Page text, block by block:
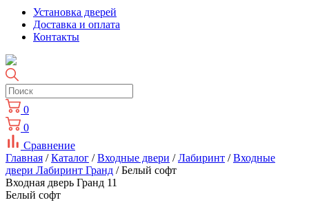
Установка дверей
Доставка и оплата
Контакты
0
0
Сравнение
Главная /Каталог /Входные двери /Лабиринт /Входные
двери Лабиринт Гранд / Белый софт
Входная дверь Гранд 11
Белый софт